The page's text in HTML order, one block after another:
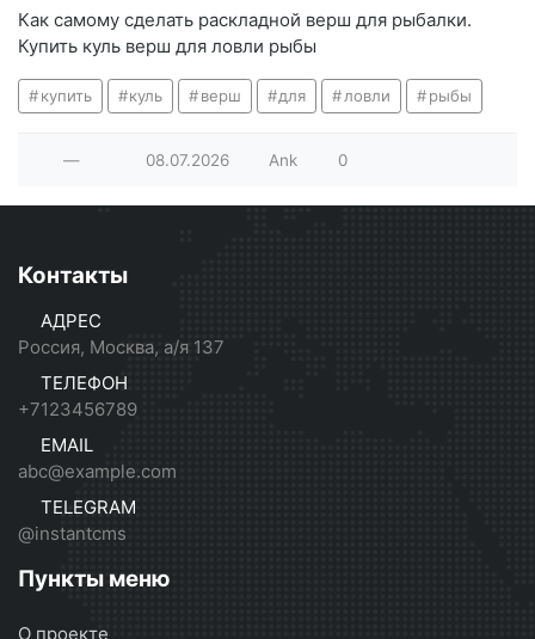
Как самому сделать раскладной верш для рыбалки.
Купить куль верш для ловли рыбы
купить куль верш для ловли рыбы
— 08.07.2026 Ank 0
Контакты
АДРЕС
Россия, Москва, а/я 137
ТЕЛЕФОН
+7123456789
EMAIL
abc@example.com
TELEGRAM
@instantcms
Пункты меню
О проекте